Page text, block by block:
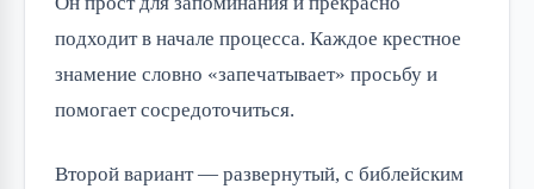
подходит в начале процесса. Каждое крестное
знамение словно «запечатывает» просьбу и
помогает сосредоточиться.
Второй вариант — развернутый, с библейским